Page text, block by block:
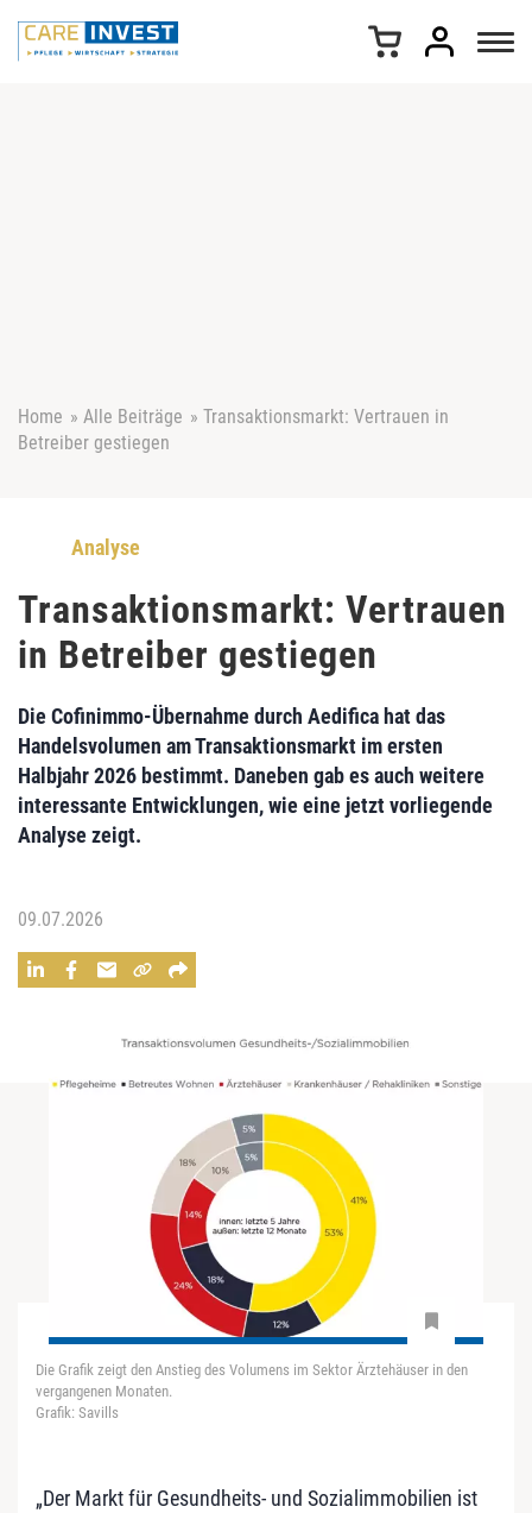
Home » Alle Beiträge » Transaktionsmarkt: Vertrauen in
Betreiber gestiegen
Analyse
Transaktionsmarkt: Vertrauen
in Betreiber gestiegen
Die Cofinimmo-Übernahme durch Aedifica hat das
Handelsvolumen am Transaktionsmarkt im ersten
Halbjahr 2026 bestimmt. Daneben gab es auch weitere
interessante Entwicklungen, wie eine jetzt vorliegende
Analyse zeigt.
09.07.2026
Die Grafik zeigt den Anstieg des Volumens im Sektor Ärztehäuser in den
vergangenen Monaten.
Grafik: Savills
„Der Markt für Gesundheits- und Sozialimmobilien ist